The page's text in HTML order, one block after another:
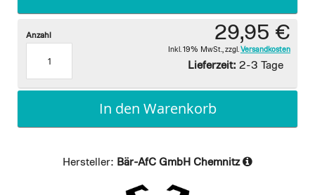
29,95 €
Inkl. 19% MwSt. zzgl. Versandkosten
Lieferzeit: 2-3 Tage
Anzahl
In den Warenkorb
Hersteller: Bär-AfC GmbH Chemnitz